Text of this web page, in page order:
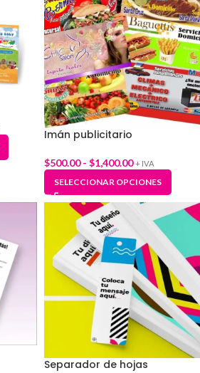
Imán publicitario
$500.00 - $1,400.00 + IVA
SELECCIONAR OPCIONES
Separador de hojas